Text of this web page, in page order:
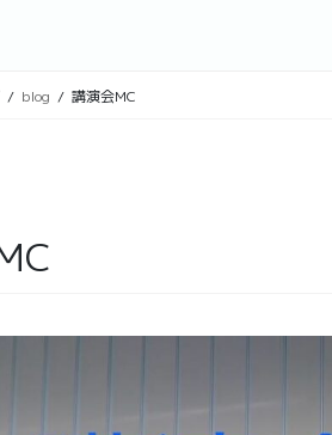
blog 講演会MC